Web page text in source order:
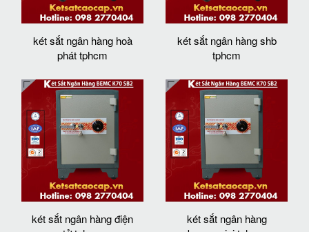
két sắt ngân hàng hoà
phát tphcm
két sắt ngân hàng shb
tphcm
két sắt ngân hàng điện
két sắt ngân hàng